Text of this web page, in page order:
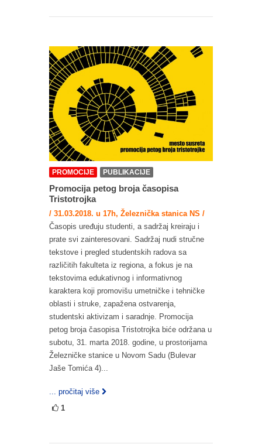
PROMOCIJE PUBLIKACIJE
Promocija petog broja časopisa
Tristotrojka
/ 31.03.2018. u 17h, Železnička stanica NS /
Časopis uređuju studenti, a sadržaj kreiraju i
prate svi zainteresovani. Sadržaj nudi stručne
tekstove i pregled studentskih radova sa
različitih fakulteta iz regiona, a fokus je na
tekstovima edukativnog i informativnog
karaktera koji promovišu umetničke i tehničke
oblasti i struke, zapažena ostvarenja,
studentski aktivizam i saradnje. Promocija
petog broja časopisa Tristotrojka biće održana u
subotu, 31. marta 2018. godine, u prostorijama
Železničke stanice u Novom Sadu (Bulevar
Jaše Tomića 4)...
... pročitaj više
1